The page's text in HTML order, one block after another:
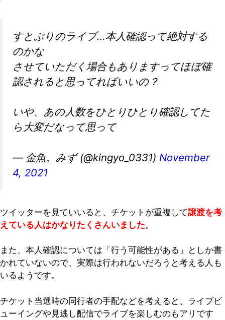
すとぷりのライブ…本人確認って絶対する
のかな
させていただく場合もありますってほぼ確
認されると思ってればいいの？
いや、あの人数をひとりひとり確認してた
ら大変だなって思って
— 金魚。みず (@kingyo_0331) November
4, 2021
ツイッターを見ていいると、チケットが重複して譲渡を考
えている人はかなりたくさんいました。
また、本人確認については「行う可能性がある」としか書
かれていないので、実際は行われないだろうと考える人も
いるようです。
チケット当選時の同行者の手配などを考えると、ライブビ
ューイングや見逃し配信でライブを楽しむのもアリです